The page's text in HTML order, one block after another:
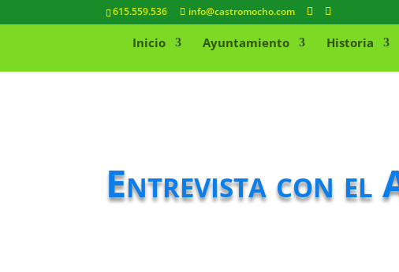
615.559.536 info@castromocho.com
Inicio Ayuntamiento Historia
Entrevista con el